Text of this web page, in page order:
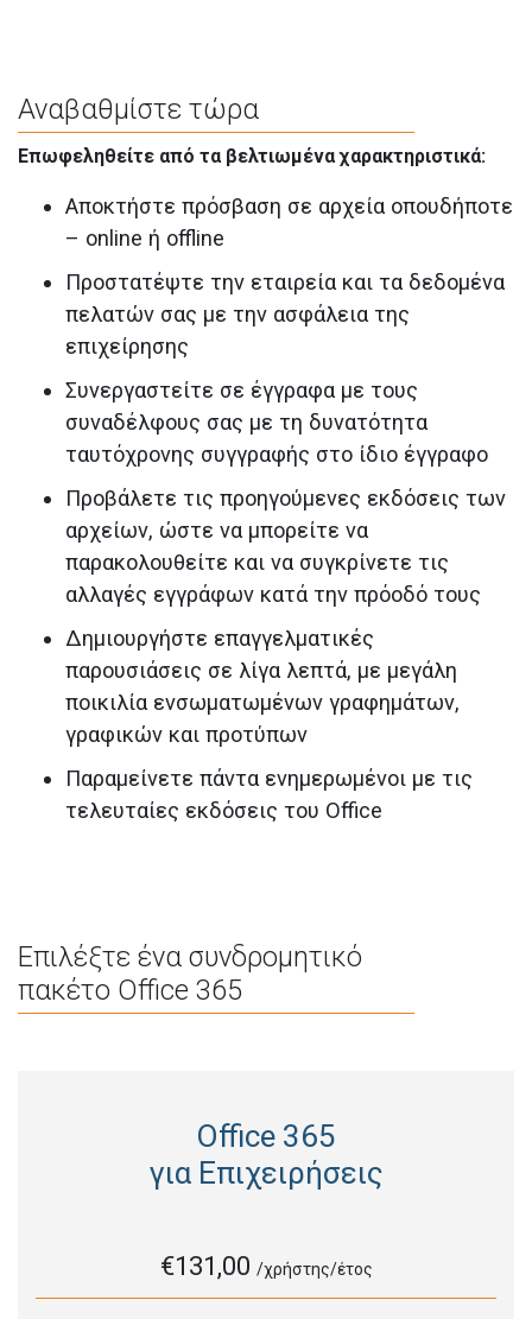
Αναβαθμίστε τώρα
Επωφεληθείτε από τα βελτιωμένα χαρακτηριστικά:
Αποκτήστε πρόσβαση σε αρχεία οπουδήποτε
– online ή offline
Προστατέψτε την εταιρεία και τα δεδομένα
πελατών σας με την ασφάλεια της
επιχείρησης
Συνεργαστείτε σε έγγραφα με τους
συναδέλφους σας με τη δυνατότητα
ταυτόχρονης συγγραφής στο ίδιο έγγραφο
Προβάλετε τις προηγούμενες εκδόσεις των
αρχείων, ώστε να μπορείτε να
παρακολουθείτε και να συγκρίνετε τις
αλλαγές εγγράφων κατά την πρόοδό τους
Δημιουργήστε επαγγελματικές
παρουσιάσεις σε λίγα λεπτά, με μεγάλη
ποικιλία ενσωματωμένων γραφημάτων,
γραφικών και προτύπων
Παραμείνετε πάντα ενημερωμένοι με τις
τελευταίες εκδόσεις του Office
Επιλέξτε ένα συνδρομητικό
πακέτο Office 365
Office 365
για Επιχειρήσεις
€131,00 /χρήστης/έτος